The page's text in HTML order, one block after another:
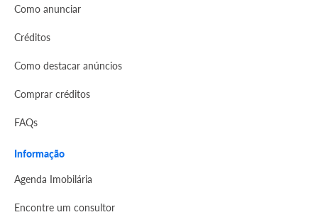
Como anunciar
Créditos
Como destacar anúncios
Comprar créditos
FAQs
Informação
Agenda Imobilária
Encontre um consultor